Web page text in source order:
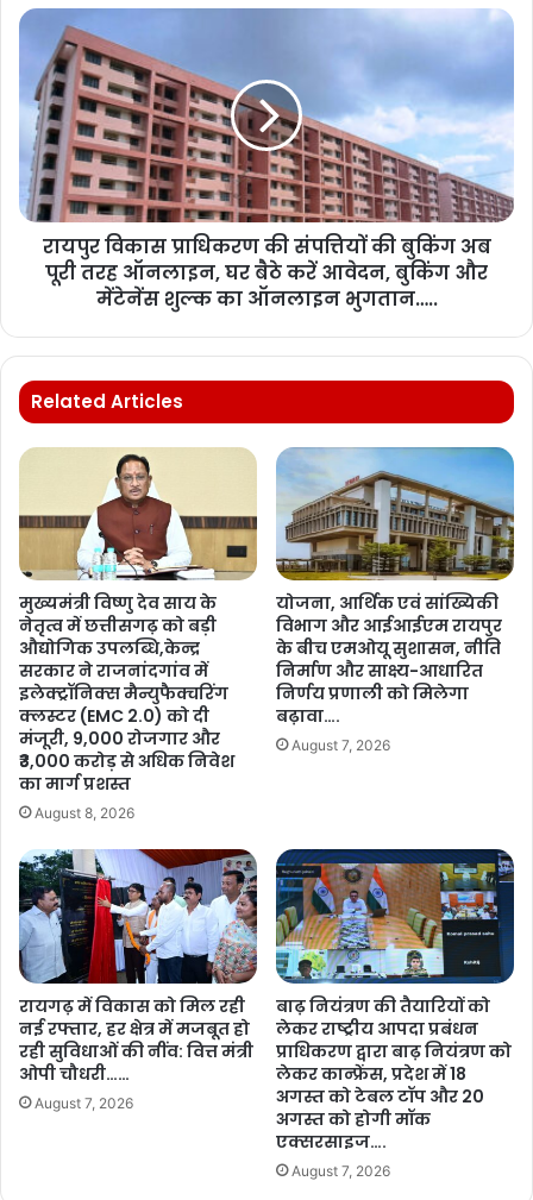
रायपुर विकास प्राधिकरण की संपत्तियों की बुकिंग अब
पूरी तरह ऑनलाइन, घर बैठे करें आवेदन, बुकिंग और
मेंटेनेंस शुल्क का ऑनलाइन भुगतान…..
Related Articles
मुख्यमंत्री विष्णु देव साय के
नेतृत्व में छत्तीसगढ़ को बड़ी
औद्योगिक उपलब्धि,केन्द्र
सरकार ने राजनांदगांव में
इलेक्ट्रॉनिक्स मैन्युफैक्चरिंग
क्लस्टर (EMC 2.0) को दी
मंजूरी, 9,000 रोजगार और
₹3,000 करोड़ से अधिक निवेश
का मार्ग प्रशस्त
August 8, 2026
योजना, आर्थिक एवं सांख्यिकी
विभाग और आईआईएम रायपुर
के बीच एमओयू सुशासन, नीति
निर्माण और साक्ष्य-आधारित
निर्णय प्रणाली को मिलेगा
बढ़ावा….
August 7, 2026
रायगढ़ में विकास को मिल रही
नई रफ्तार, हर क्षेत्र में मजबूत हो
रही सुविधाओं की नींव: वित्त मंत्री
ओपी चौधरी……
August 7, 2026
बाढ़ नियंत्रण की तैयारियों को
लेकर राष्ट्रीय आपदा प्रबंधन
प्राधिकरण द्वारा बाढ़ नियंत्रण को
लेकर कान्फ्रेंस, प्रदेश में 18
अगस्त को टेबल टॉप और 20
अगस्त को होगी मॉक
एक्सरसाइज….
August 7, 2026